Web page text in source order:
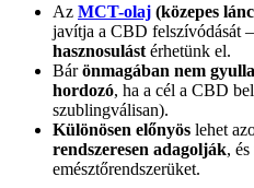
Az MCT-olaj (közepes
javítja a CBD felszívódását
hasznosulást érhetünk el.
Bárönmagában nem
hordozó, ha a cél a CBD
szublingválisan).
Különösen előnyös lehet
rendszeresen adagolják,
emésztőrendszerüket.